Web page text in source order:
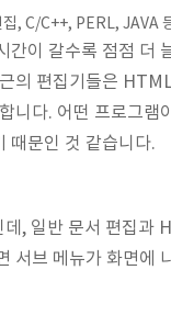
, C/C++, PERL, JAVA
간이 갈수록 점점 더
의 편집기들은
니다. 어떤 프로그램
때문인 것 같습니다.
, 일반 문서 편집과
서브 메뉴가 화면에